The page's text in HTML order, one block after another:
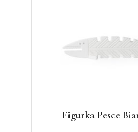
Figurka Pesce